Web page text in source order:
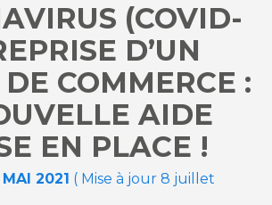
(COVID-
D’UN
COMMERCE :
AIDE
EN PLACE !
MAI 2021 ( Mise à jour 8 juillet